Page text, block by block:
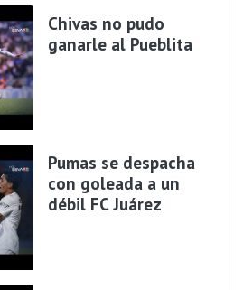
Chivas no pudo
ganarle al Pueblita
Pumas se despacha
con goleada a un
débil FC Juárez